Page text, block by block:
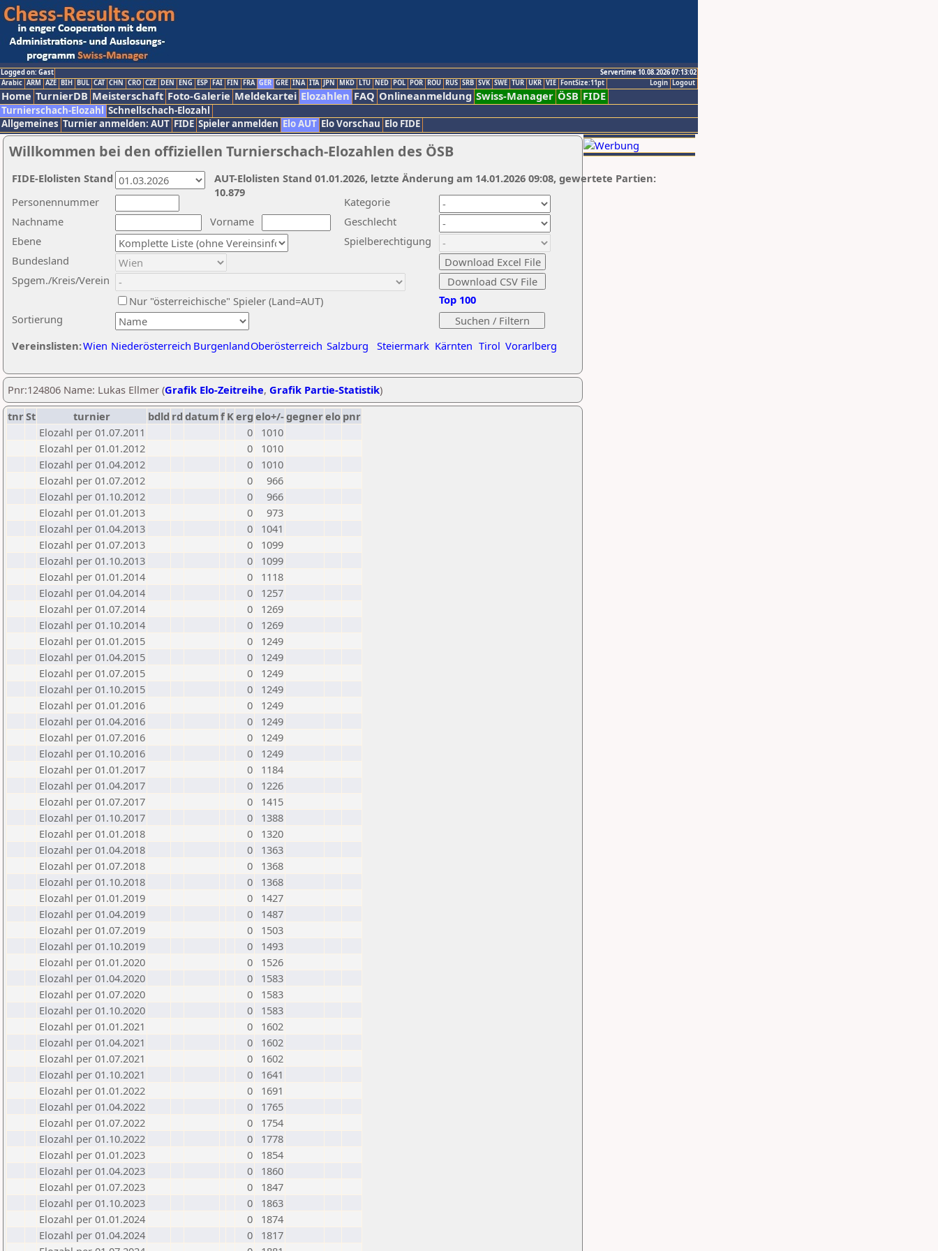
Logged on: Gast
Servertime 10.08.2026 07:13:02
Logout
Login
Arabic ARM AZE BIH BUL CAT CHN CRO CZE DEN ENG ESP FAI FIN FRA GER GRE INA ITA JPN MKD LTU NED POL POR ROU RUS SRB SVK SWE TUR UKR VIE FontSize:11pt
Home TurnierDB Meisterschaft Foto-Galerie Meldekartei Elozahlen FAQ Onlineanmeldung Swiss-Manager ÖSB FIDE
Turnierschach-Elozahl Schnellschach-Elozahl
Allgemeines Turnier anmelden: AUT FIDE Spieler anmelden Elo AUT Elo Vorschau Elo FIDE
Willkommen bei den offiziellen Turnierschach-Elozahlen des ÖSB
Nachname
Vorname
Ebene
Kategorie
Sortierung
Personennummer
Bundesland
Spgem./Kreis/Verein
Geschlecht
Nur "österreichische" Spieler (Land=AUT)
Spielberechtigung
Vereinslisten:Wien Niederösterreich BurgenlandOberösterreich Salzburg Steiermark Kärnten Tirol Vorarlberg
Top 100
AUT-Elolisten Stand 01.01.2026, letzte Änderung am 14.01.2026 09:08, gewertete Partien:
10.879
FIDE-Elolisten Stand
Pnr:124806 Name: Lukas Ellmer (Grafik Elo-Zeitreihe, Grafik Partie-Statistik)
tnrSt turnier bdld rd datumf Kerg elo+/-gegnerelo pnr
Elozahl per 01.07.2011
0
1010
Elozahl per 01.01.2012
0
1010
Elozahl per 01.04.2012
0
1010
Elozahl per 01.07.2012
0
966
Elozahl per 01.10.2012
0
966
Elozahl per 01.01.2013
0
973
Elozahl per 01.04.2013
0
1041
Elozahl per 01.07.2013
0
1099
Elozahl per 01.10.2013
0
1099
Elozahl per 01.01.2014
0
1118
Elozahl per 01.04.2014
0
1257
Elozahl per 01.07.2014
0
1269
Elozahl per 01.10.2014
0
1269
Elozahl per 01.01.2015
0
1249
Elozahl per 01.04.2015
0
1249
Elozahl per 01.07.2015
0
1249
Elozahl per 01.10.2015
0
1249
Elozahl per 01.01.2016
0
1249
Elozahl per 01.04.2016
0
1249
Elozahl per 01.07.2016
0
1249
Elozahl per 01.10.2016
0
1249
Elozahl per 01.01.2017
0
1184
Elozahl per 01.04.2017
0
1226
Elozahl per 01.07.2017
0
1415
Elozahl per 01.10.2017
0
1388
Elozahl per 01.01.2018
0
1320
Elozahl per 01.04.2018
0
1363
Elozahl per 01.07.2018
0
1368
Elozahl per 01.10.2018
0
1368
Elozahl per 01.01.2019
0
1427
Elozahl per 01.04.2019
0
1487
Elozahl per 01.07.2019
0
1503
Elozahl per 01.10.2019
0
1493
Elozahl per 01.01.2020
0
1526
Elozahl per 01.04.2020
0
1583
Elozahl per 01.07.2020
0
1583
Elozahl per 01.10.2020
0
1583
Elozahl per 01.01.2021
0
1602
Elozahl per 01.04.2021
0
1602
Elozahl per 01.07.2021
0
1602
Elozahl per 01.10.2021
0
1641
Elozahl per 01.01.2022
0
1691
Elozahl per 01.04.2022
0
1765
Elozahl per 01.07.2022
0
1754
Elozahl per 01.10.2022
0
1778
Elozahl per 01.01.2023
0
1854
Elozahl per 01.04.2023
0
1860
Elozahl per 01.07.2023
0
1847
Elozahl per 01.10.2023
0
1863
Elozahl per 01.01.2024
0
1874
Elozahl per 01.04.2024
0
1817